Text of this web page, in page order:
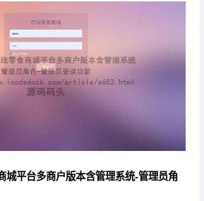
城平台多商户版本含管理系统-管理员角